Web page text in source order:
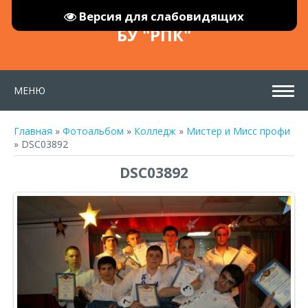
Версия для слабовидящих
БУ "РПК"
МЕНЮ
Главная » Фотоальбом » Колледж » Мистер и Мисс профи
» DSC03892
DSC03892